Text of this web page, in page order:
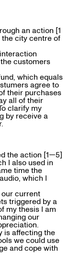
an action [1
city centre of
customers
which equals
agree to
their purchases
all of their
clarify my
by receive a
the action [1—5]
I also used in
time the
which I
current
triggered by a
my thesis I am
our
is affecting the
we could use
and cope with